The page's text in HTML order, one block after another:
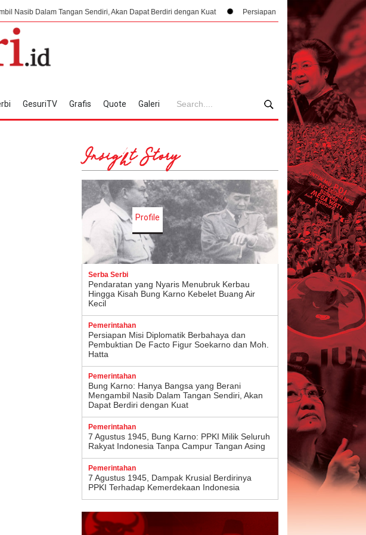
Tangan Sendiri, Akan Dapat Berdiri dengan Kuat Persiapan Misi Diplomatik Berbahaya dan
GesuriTV Grafis Quote Galeri
Profile
Insight Story
Serba Serbi
Pendaratan yang Nyaris Menubruk Kerbau
Hingga Kisah Bung Karno Kebelet Buang Air
Kecil
Pemerintahan
Persiapan Misi Diplomatik Berbahaya dan
Pembuktian De Facto Figur Soekarno dan Moh.
Hatta
Pemerintahan
Bung Karno: Hanya Bangsa yang Berani
Mengambil Nasib Dalam Tangan Sendiri, Akan
Dapat Berdiri dengan Kuat
Pemerintahan
7 Agustus 1945, Bung Karno: PPKI Milik Seluruh
Rakyat Indonesia Tanpa Campur Tangan Asing
Pemerintahan
7 Agustus 1945, Dampak Krusial Berdirinya
PPKI Terhadap Kemerdekaan Indonesia